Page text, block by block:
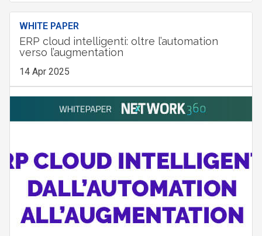
WHITE PAPER
ERP cloud intelligenti: oltre l’automation
verso l’augmentation
14 Apr 2025